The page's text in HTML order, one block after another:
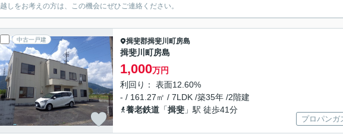
越しをお考えの方は、この機会にぜひご連絡ください。
中古一戸建 揖斐郡揖斐川町房島
揖斐川町房島
1,000万円
利回り： 表面12.60%
- / 161.27㎡ / 7LDK /築35年 /2階建
養老鉄道 「揖斐 」駅 徒歩41分
プロパンガ